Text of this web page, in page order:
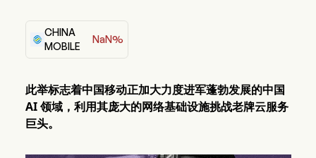
CHINA
MOBILE
NaN%
此举标志着中国移动正加大力度进军蓬勃发展的中国
AI 领域，利用其庞大的网络基础设施挑战老牌云服务
巨头。